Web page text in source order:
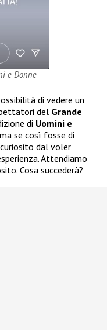
e Donne
di vedere un
del Grande
di Uomini e
se così fosse di
dal voler
Attendiamo
Cosa succederà?